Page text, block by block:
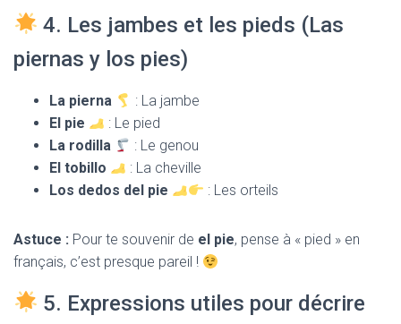
4. Les jambes et les pieds (Las
piernas y los pies)
La pierna
: La jambe
El pie
: Le pied
La rodilla
: Le genou
El tobillo
: La cheville
Los dedos del pie
: Les orteils
Astuce : Pour te souvenir de el pie, pense à « pied » en
français, c’est presque pareil !
5. Expressions utiles pour décrire